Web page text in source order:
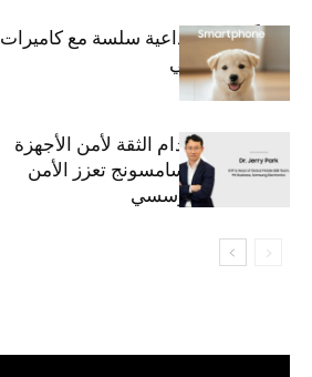
قريباً: تجربة إبداعية سلسة مع كاميرات
أجهزة جالاكسي
استراتيجية انعدام الثقة لأمن الأجهزة
المحمولة من سامسونج تعزز الأمن
السيبراني المؤسسي